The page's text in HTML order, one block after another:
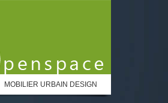
MOBILIER URBAIN DESIGN